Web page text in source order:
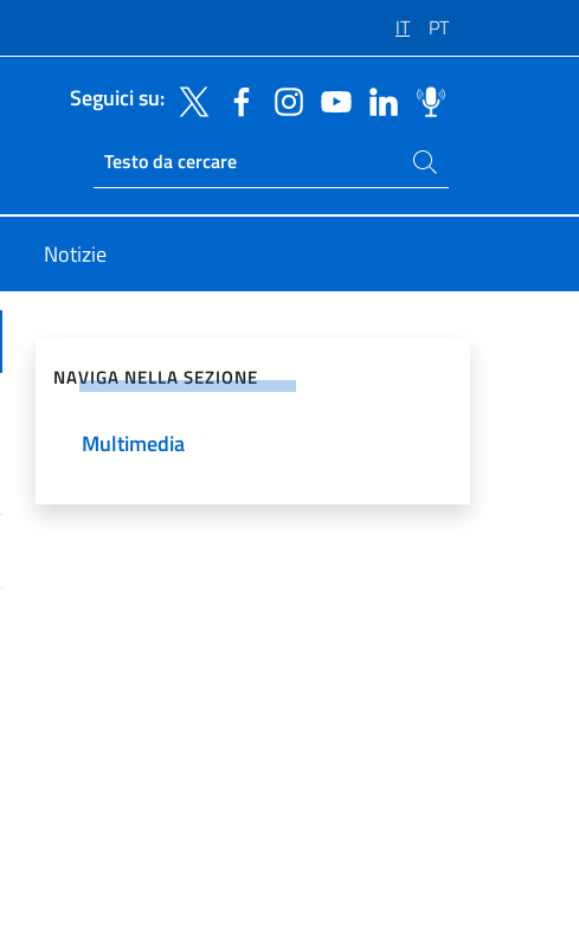
IT PT
Seguici su:
Ricerca sito live
Cerca nel sito
Notizie
NAVIGA NELLA SEZIONE
Multimedia